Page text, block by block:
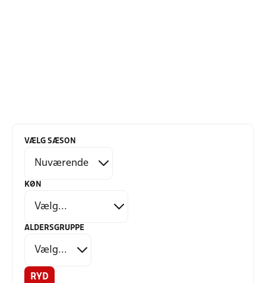
VÆLG SÆSON
KØN
ALDERSGRUPPE
RYD